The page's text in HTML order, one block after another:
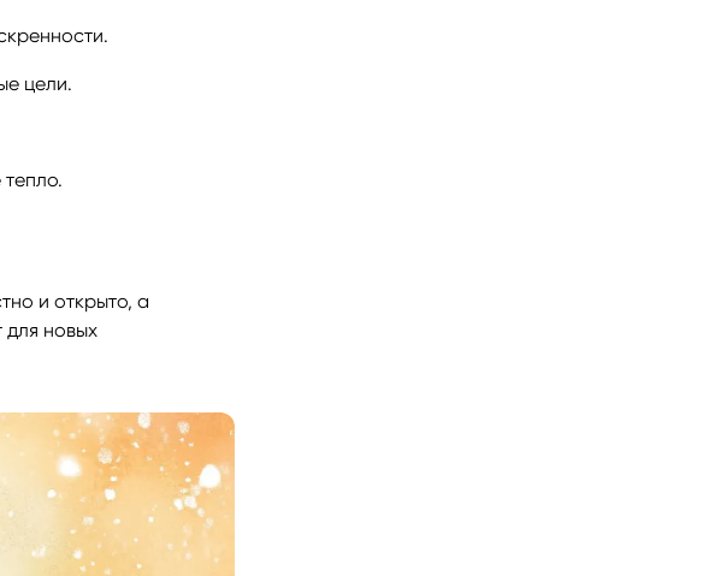
цели.
и открыто, а
для новых